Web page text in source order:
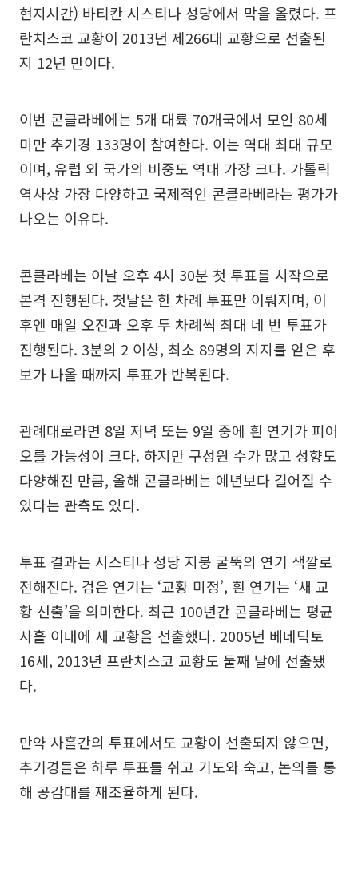
현지시간) 바티칸 시스티나 성당에서 막을 올렸다. 프
란치스코 교황이 2013년 제266대 교황으로 선출된
지 12년 만이다.
이번 콘클라베에는 5개 대륙 70개국에서 모인 80세
미만 추기경 133명이 참여한다. 이는 역대 최대 규모
이며, 유럽 외 국가의 비중도 역대 가장 크다. 가톨릭
역사상 가장 다양하고 국제적인 콘클라베라는 평가가
나오는 이유다.
콘클라베는 이날 오후 4시 30분 첫 투표를 시작으로
본격 진행된다. 첫날은 한 차례 투표만 이뤄지며, 이
후엔 매일 오전과 오후 두 차례씩 최대 네 번 투표가
진행된다. 3분의 2 이상, 최소 89명의 지지를 얻은 후
보가 나올 때까지 투표가 반복된다.
관례대로라면 8일 저녁 또는 9일 중에 흰 연기가 피어
오를 가능성이 크다. 하지만 구성원 수가 많고 성향도
다양해진 만큼, 올해 콘클라베는 예년보다 길어질 수
있다는 관측도 있다.
투표 결과는 시스티나 성당 지붕 굴뚝의 연기 색깔로
전해진다. 검은 연기는 ‘교황 미정’, 흰 연기는 ‘새 교
황 선출’을 의미한다. 최근 100년간 콘클라베는 평균
사흘 이내에 새 교황을 선출했다. 2005년 베네딕토
16세, 2013년 프란치스코 교황도 둘째 날에 선출됐
다.
만약 사흘간의 투표에서도 교황이 선출되지 않으면,
추기경들은 하루 투표를 쉬고 기도와 숙고, 논의를 통
해 공감대를 재조율하게 된다.